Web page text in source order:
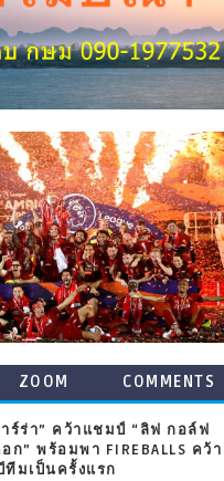
ZOOM COMMENTS
ร์ร่า” คว้าแชมป์ “ลิฟ กอล์ฟ
ก” พร้อมพา FIREBALLS คว้า
มเป็นครั้งแรก